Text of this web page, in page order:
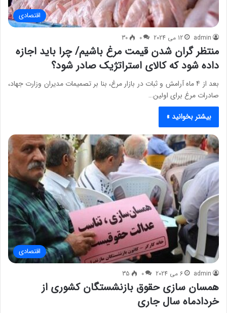
اقتصادی
admin 12 می 2024 0
30
منتظر گران شدن قیمت مرغ باشیم/ چرا باید اجازه
داده شود که کالای استراتژیک صادر شود؟
بعد از 4 ماه آرامش و ثبات در بازار مرغ، بنا بر تصمیمات مدیران وزارت جهاد،
صادرات مرغ برای اولین…
بیشتر بخوانید »
اقتصادی
admin 6 می 2024 0
35
همسان سازی حقوق بازنشستگان کشوری از
خردادماه سال جاری